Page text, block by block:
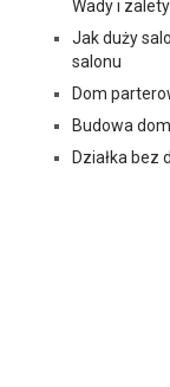
Wady i
Jak duży
salonu
Dom
Budowa
Działka bez